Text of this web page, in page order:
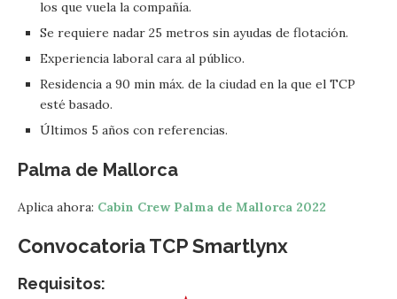
los que vuela la compañía.
Se requiere nadar 25 metros sin ayudas de flotación.
Experiencia laboral cara al público.
Residencia a 90 min máx. de la ciudad en la que el TCP
esté basado.
Últimos 5 años con referencias.
Palma de Mallorca
Aplica ahora: Cabin Crew Palma de Mallorca 2022
Convocatoria TCPSmartlynx
Requisitos: